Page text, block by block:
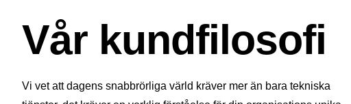
Vår kundfilosofi
Vi vet att dagens snabbrörliga värld kräver mer än bara tekniska